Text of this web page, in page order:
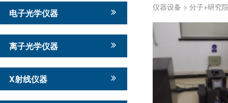
电子光学仪器
离子光学仪器
X射线仪器
仪器设备 > 分子+研究